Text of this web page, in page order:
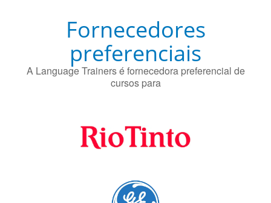
Fornecedores
A Language Trainers é fornecedora preferencial de
cursos para